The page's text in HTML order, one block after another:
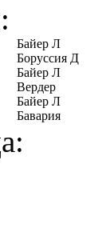
Байер Л
Боруссия Д
Байер Л
Вердер
Байер Л
Бавария